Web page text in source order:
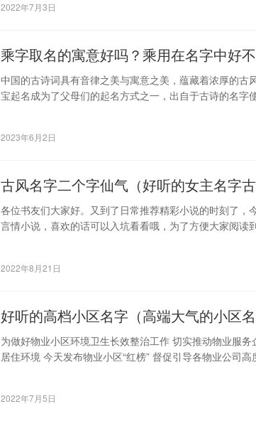
2022年7月3日
乘字取名的寓意好吗？乘用在名字中好不
中国的古诗词具有音律之美与寓意之美，蕴藏着浓厚的古
宝起名成为了父母们的起名方式之一，出自于古诗的名字
2023年6月2日
古风名字二个字仙气（好听的女主名字古
各位书友们大家好。又到了日常推荐精彩小说的时刻了，
言情小说，喜欢的话可以入坑看看哦，为了方便大家阅读
2022年8月21日
好听的高档小区名字（高端大气的小区名
为做好物业小区环境卫生长效整治工作 切实推动物业服
居住环境 今天发布物业小区“红榜” 督促引导各物业公司
2022年7月5日